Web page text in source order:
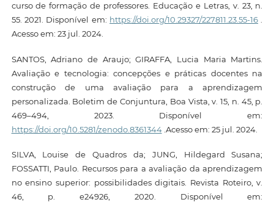
curso de formação de professores. Educação e Letras, v. 23, n.
55. 2021. Disponível em: https://doi.org/10.29327/227811.23.55-16
Acesso em: 23 jul. 2024.
SANTOS, Adriano de Araujo; GIRAFFA, Lucia Maria Martins.
Avaliação e tecnologia: concepções e práticas docentes na
construção de uma avaliação para a aprendizagem
personalizada. Boletim de Conjuntura, Boa Vista, v. 15, n. 45, p.
469–494, 2023. Disponível em:
https://doi.org/10.5281/zenodo.8361344.Acesso em: 25 jul. 2024.
SILVA, Louise de Quadros da; JUNG, Hildegard Susana;
FOSSATTI, Paulo. Recursos para a avaliação da aprendizagem
no ensino superior: possibilidades digitais. Revista Roteiro, v.
46, p. e24926, 2020. Disponível em: